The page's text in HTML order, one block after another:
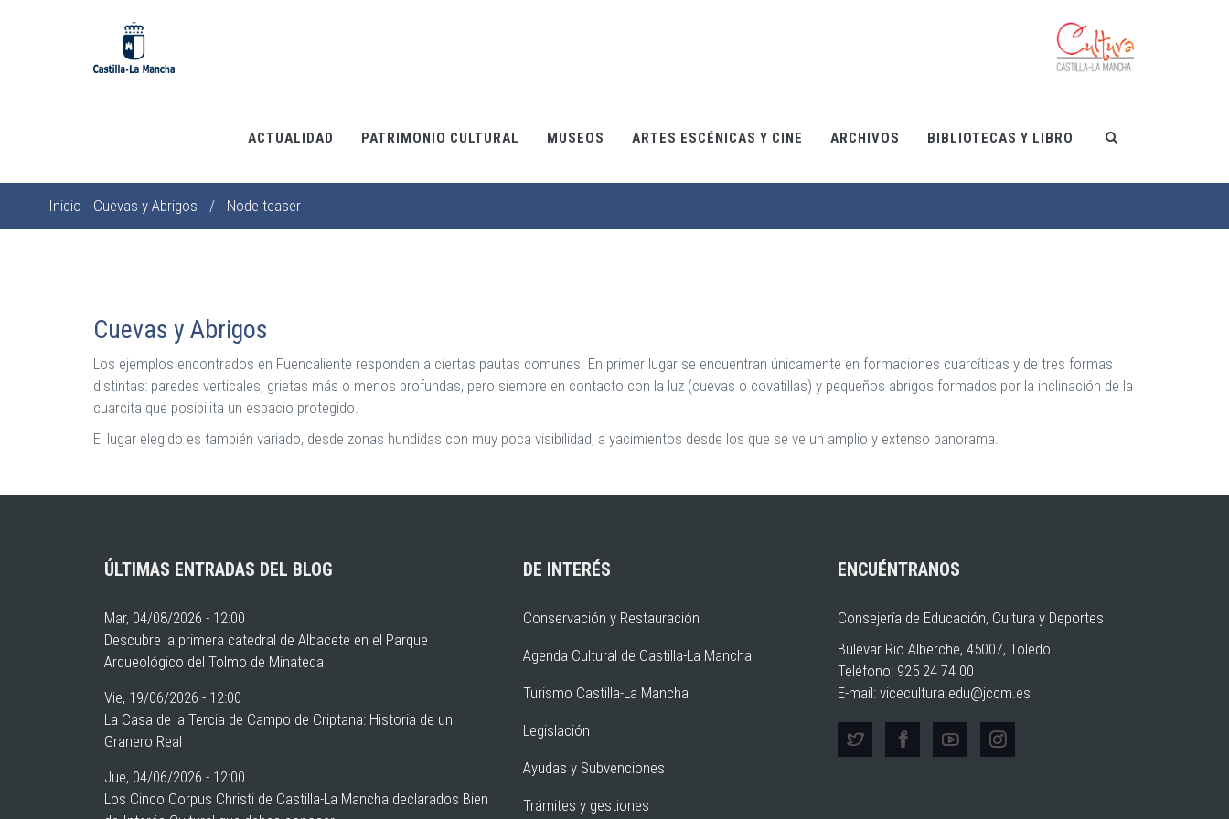
ACTUALIDAD PATRIMONIO CULTURAL MUSEOS ARTES ESCÉNICAS Y CINE ARCHIVOS BIBLIOTECAS Y LIBRO
Sobrescribir
navegación
Inicio Cuevas y Abrigos / Node teaser
Cuevas y Abrigos
Los ejemplos encontrados en Fuencaliente responden a ciertas pautas comunes. En primer lugar se encuentran únicamente en formaciones cuarcíticas y de tres formas
distintas: paredes verticales, grietas más o menos profundas, pero siempre en contacto con la luz (cuevas o covatillas) y pequeños abrigos formados por la inclinación de la
cuarcita que posibilita un espacio protegido.
El lugar elegido es también variado, desde zonas hundidas con muy poca visibilidad, a yacimientos desde los que se ve un amplio y extenso panorama.
ÚLTIMAS ENTRADAS DEL BLOG
Mar, 04/08/2026 - 12:00
Descubre la primera catedral de Albacete en el Parque
Arqueológico del Tolmo de Minateda
Vie, 19/06/2026 - 12:00
La Casa de la Tercia de Campo de Criptana: Historia de un
Granero Real
Jue, 04/06/2026 - 12:00
Los Cinco Corpus Christi de Castilla-La Mancha declarados Bien
DE INTERÉS
Conservación y Restauración
Agenda Cultural de Castilla-La Mancha
Turismo Castilla-La Mancha
Legislación
Ayudas y Subvenciones
Trámites y gestiones
ENCUÉNTRANOS
Consejería de Educación, Cultura y Deportes
Bulevar Rio Alberche, 45007, Toledo
Teléfono: 925 24 74 00
E-mail: vicecultura.edu@jccm.es